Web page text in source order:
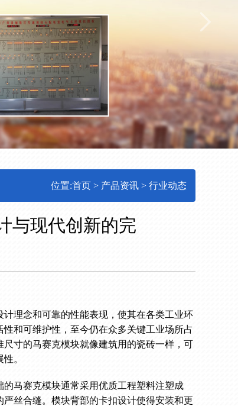
位置:首页 > 产品资讯 > 行业动态
与现代创新的完
理念和可靠的性能表现，使其在各类工业环
和可维护性，至今仍在众多关键工业场所占
寸的马赛克模块就像建筑用的瓷砖一样，可
。
马赛克模块通常采用优质工程塑料注塑成
丝合缝。模块背部的卡扣设计使得安装和更